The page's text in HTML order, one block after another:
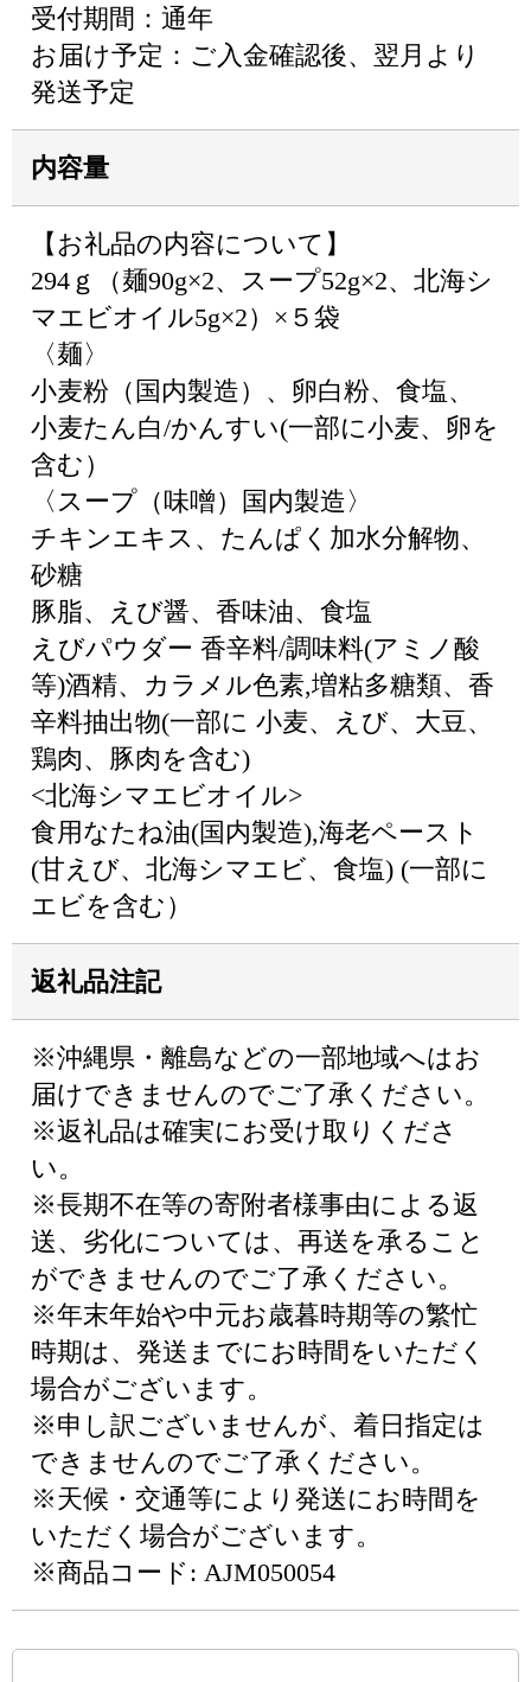
受付期間：通年
お届け予定：ご入金確認後、翌月より
発送予定
内容量
【お礼品の内容について】
294ｇ（麺90g×2、スープ52g×2、北海シ
マエビオイル5g×2）×５袋
〈麺〉
小麦粉（国内製造）、卵白粉、食塩、
小麦たん白/かんすい(一部に小麦、卵を
含む）
〈スープ（味噌）国内製造〉
チキンエキス、たんぱく加水分解物、
砂糖
豚脂、えび醤、香味油、食塩
えびパウダー 香辛料/調味料(アミノ酸
等)酒精、カラメル色素,増粘多糖類、香
辛料抽出物(一部に 小麦、えび、大豆、
鶏肉、豚肉を含む)
<北海シマエビオイル>
食用なたね油(国内製造),海老ペースト
(甘えび、北海シマエビ、食塩) (一部に
エビを含む）
返礼品注記
※沖縄県・離島などの一部地域へはお
届けできませんのでご了承ください。
※返礼品は確実にお受け取りくださ
い。
※長期不在等の寄附者様事由による返
送、劣化については、再送を承ること
ができませんのでご了承ください。
※年末年始や中元お歳暮時期等の繁忙
時期は、発送までにお時間をいただく
場合がございます。
※申し訳ございませんが、着日指定は
できませんのでご了承ください。
※天候・交通等により発送にお時間を
いただく場合がございます。
※商品コード: AJM050054